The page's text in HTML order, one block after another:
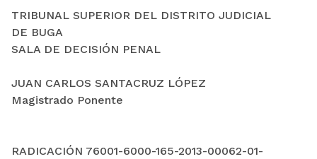
TRIBUNAL SUPERIOR DEL DISTRITO JUDICIAL
DE BUGA
SALA DE DECISIÓN PENAL
JUAN CARLOS SANTACRUZ LÓPEZ
Magistrado Ponente
RADICACIÓN 76001-6000-165-2013-00062-01-